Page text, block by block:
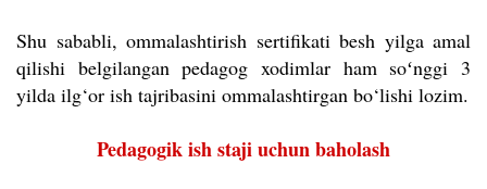
Shu sababli, ommalashtirish sertifikati besh yilga amal
qilishi belgilangan pedagog xodimlar ham soʻnggi 3
yilda ilg‘or ish tajribasini ommalashtirgan bo‘lishi lozim.
Pedagogik ish staji uchun baholash